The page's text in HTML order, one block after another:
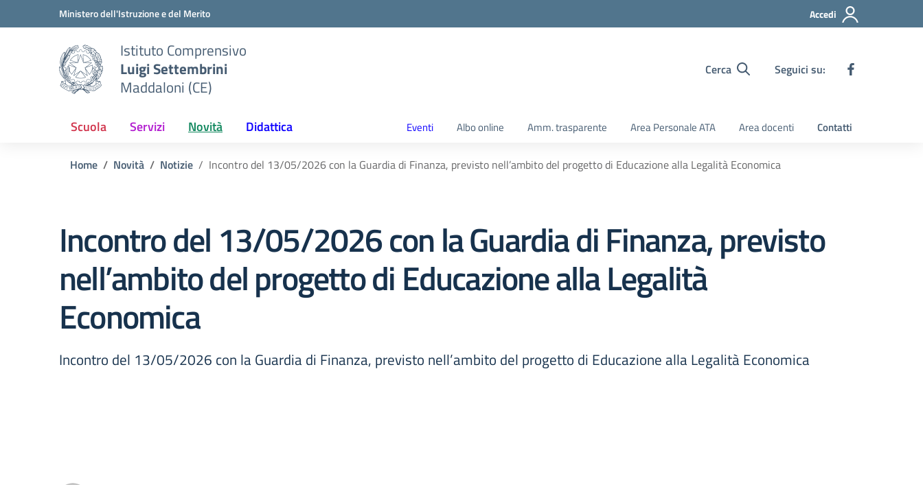
Vai ai contenuti
Vai al menu di navigazioneMinistero dell'Istruzione e del Merito Accedi
Istituto Comprensivo
Luigi Settembrini
Maddaloni (CE)
Cerca Seguici su:
Scuola Servizi Novità Didattica Eventi Albo online Amm. trasparente Area Personale ATA Area docenti Contatti
Home Novità Notizie Incontro del 13/05/2026 con la Guardia di Finanza, previsto nell’ambito del progetto di Educazione alla Legalità Economica
Incontro del 13/05/2026 con la Guardia di Finanza, previsto
nell’ambito del progetto di Educazione alla Legalità
Economica
Incontro del 13/05/2026 con la Guardia di Finanza, previsto nell’ambito del progetto di Educazione alla Legalità Economica